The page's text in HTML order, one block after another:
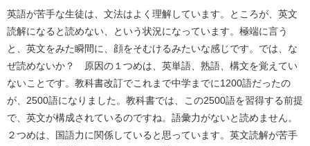
英語が苦手な生徒は、文法はよく理解しています。ところが、英文
読解になると読めない、という状況になっています。極端に言う
と、英文をみた瞬間に、顔をそむけるみたいな感じです。では、な
ぜ読めないか？ 原因の１つめは、英単語、熟語、構文を覚えてい
ないことです。教科書改訂でこれまで中学までに1200語だったの
が、2500語になりました。教科書では、この2500語を習得する前提
で、英文が構成されているのですね。語彙力がないと読めません。
２つめは、国語力に関係していると思っています。英文読解が苦手